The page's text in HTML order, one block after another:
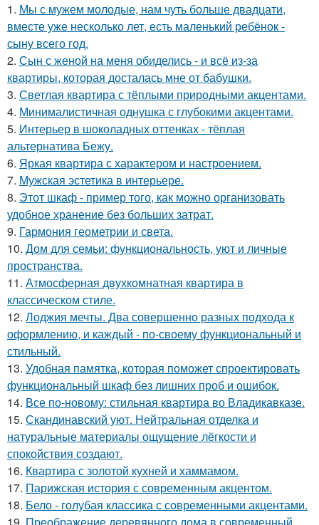
1. Мы с мужем молодые, нам чуть больше двадцати,
вместе уже несколько лет, есть маленький ребёнок -
сыну всего год.
2. Сын с женой на меня обиделись - и всё из-за
квартиры, которая досталась мне от бабушки.
3. Светлая квартира с тёплыми природными акцентами.
4. Минималистичная однушка с глубокими акцентами.
5. Интерьер в шоколадных оттенках - тёплая
альтернатива Бежу.
6. Яркая квартира с характером и настроением.
7. Мужская эстетика в интерьере.
8. Этот шкаф - пример того, как можно организовать
удобное хранение без больших затрат.
9. Гармония геометрии и света.
10. Дом для семьи: функциональность, уют и личные
пространства.
11. Атмосферная двухкомнатная квартира в
классическом стиле.
12. Лоджия мечты. Два совершенно разных подхода к
оформлению, и каждый - по-своему функциональный и
стильный.
13. Удобная памятка, которая поможет спроектировать
функциональный шкаф без лишних проб и ошибок.
14. Все по-новому: стильная квартира во Владикавказе.
15. Скандинавский уют. Нейтральная отделка и
натуральные материалы ощущение лёгкости и
спокойствия создают.
16. Квартира с золотой кухней и хаммамом.
17. Парижская история с современным акцентом.
18. Бело - голубая классика с современными акцентами.